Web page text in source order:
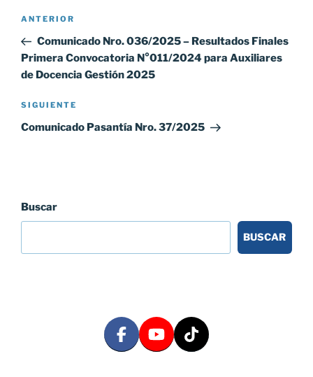
Navegación
entradas
Entrada
anterior:
ANTERIOR
Comunicado Nro. 036/2025 – Resultados Finales
Primera Convocatoria N°011/2024 para Auxiliares
de Docencia Gestión 2025
Siguiente
entrada
SIGUIENTE
Comunicado Pasantía Nro. 37/2025
Buscar
BUSCAR